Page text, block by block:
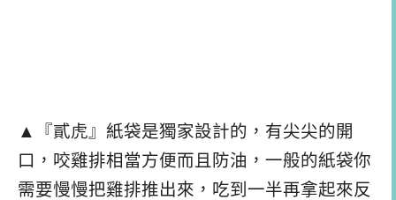
▲『貳虎』紙袋是獨家設計的，有尖尖的開
口，咬雞排相當方便而且防油，一般的紙袋你
需要慢慢把雞排推出來，吃到一半再拿起來反